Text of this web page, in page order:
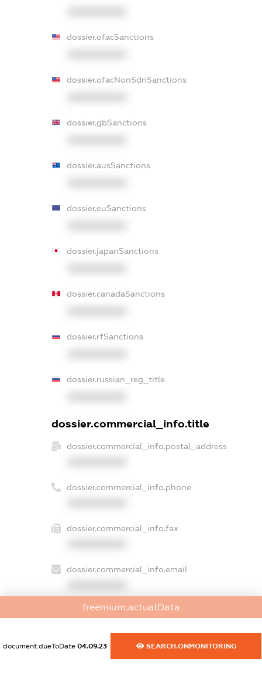
dossier.ofacSanctions
dossier.ofacNonSdnSanctions
dossier.gbSanctions
dossier.ausSanctions
dossier.euSanctions
dossier.japanSanctions
dossier.canadaSanctions
dossier.rfSanctions
dossier.russian_reg_title
dossier.commercial_info.title
dossier.commercial_info.postal_address
dossier.commercial_info.phone
dossier.commercial_info.fax
dossier.commercial_info.email
dossier.commercial_info.website
dossier.commercial_info.activity
freemium.actualData
document.dueToDate 04.09.23 SEARCH.ONMONITORING